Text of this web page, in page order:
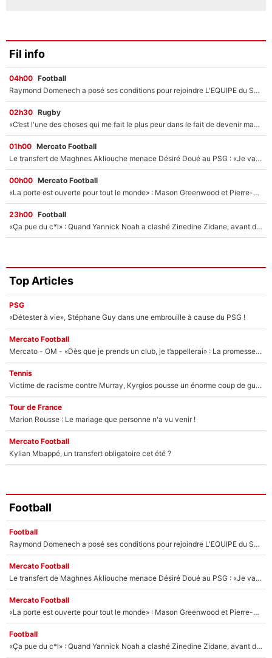
Fil info
04h00 Football
Raymond Domenech a posé ses conditions pour rejoindre L'EQUIPE du Soir : Il refuse de faire l'émission avec un autre chroniqueur !
02h30 Rugby
«C’est l'une des choses qui me fait le plus peur dans le fait de devenir maman» : En couple avec Antoine Dupont, Iris Mittenaere s'inquiète déjà pour ses futurs enfants !
01h00 Mercato Football
Le transfert de Maghnes Akliouche menace Désiré Doué au PSG : «Je valide à 200%»
00h00 Mercato Football
«La porte est ouverte pour tout le monde» : Mason Greenwood et Pierre-Emerick Aubameyang ont quitté l'OM, Amine Gouiri balance sur la suite du mercato et sur la réaction du vestiaire !
23h00 Football
«Ça pue du c*l» : Quand Yannick Noah a clashé Zinedine Zidane, avant de se faire recadrer par le nouveau sélectionneur de l'équipe de France !
Top Articles
PSG
«Détester à vie», Stéphane Guy dans une embrouille à cause du PSG !
Mercato Football
Mercato - OM - «Dès que je prends un club, je t’appellerai» : La promesse de Marcelino au moment de claquer la porte
Tennis
Victime de racisme contre Murray, Kyrgios pousse un énorme coup de gueule !
Tour de France
Marion Rousse : Le mariage que personne n'a vu venir !
Mercato Football
Kylian Mbappé, un transfert obligatoire cet été ?
Football
Football
Raymond Domenech a posé ses conditions pour rejoindre L'EQUIPE du Soir : Il refuse de faire l'émission avec un autre chroniqueur !
Mercato Football
Le transfert de Maghnes Akliouche menace Désiré Doué au PSG : «Je valide à 200%»
Mercato Football
«La porte est ouverte pour tout le monde» : Mason Greenwood et Pierre-Emerick Aubameyang ont quitté l'OM, Amine Gouiri balance sur la suite du mercato et sur la réaction du vestiaire !
Football
«Ça pue du c*l» : Quand Yannick Noah a clashé Zinedine Zidane, avant de se faire recadrer par le nouveau sélectionneur de l'équipe de France !